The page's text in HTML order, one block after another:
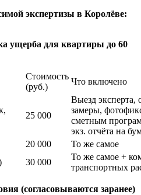
экспертизы в Королёве:
ущерба для квартиры до 60
Стоимость
(руб.)
Что включено
25 000
Выезд эксперта,
замеры,
сметным
экз. отчёта на
20 000
То же самое
30 000
То же самое +
транспортных
(согласовываются заранее)